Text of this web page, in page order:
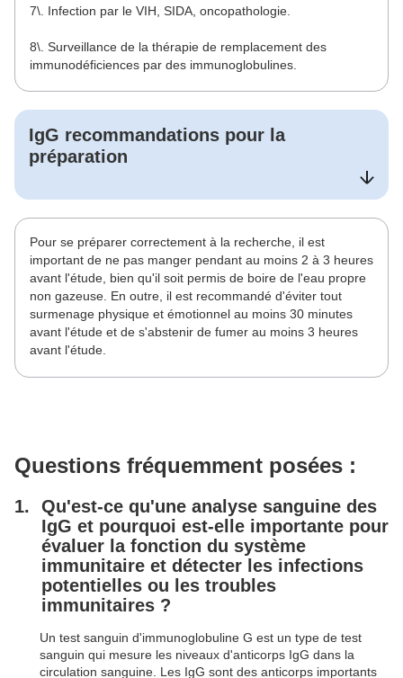
7\. Infection par le VIH, SIDA, oncopathologie.
8\. Surveillance de la thérapie de remplacement des
immunodéficiences par des immunoglobulines.
IgG recommandations pour la
préparation
Pour se préparer correctement à la recherche, il est
important de ne pas manger pendant au moins 2 à 3 heures
avant l'étude, bien qu'il soit permis de boire de l'eau propre
non gazeuse. En outre, il est recommandé d'éviter tout
surmenage physique et émotionnel au moins 30 minutes
avant l'étude et de s'abstenir de fumer au moins 3 heures
avant l'étude.
Questions fréquemment posées :
Qu'est-ce qu'une analyse sanguine des
IgG et pourquoi est-elle importante pour
évaluer la fonction du système
immunitaire et détecter les infections
potentielles ou les troubles
immunitaires ?
Un test sanguin d'immunoglobuline G est un type de test
sanguin qui mesure les niveaux d'anticorps IgG dans la
circulation sanguine. Les IgG sont des anticorps importants